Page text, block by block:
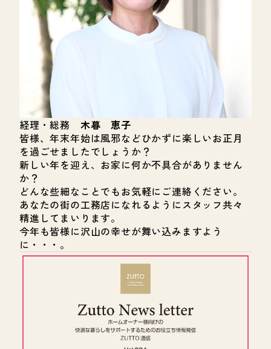
経理・総務 木暮 恵子
皆様、年末年始は風邪などひかずに楽しいお正月
を過ごせましたでしょうか？
新しい年を迎え、お家に何か不具合がありません
か？
どんな些細なことでもお気軽にご連絡ください。
あなたの街の工務店になれるようにスタッフ共々
精進してまいります。
今年も皆様に沢山の幸せが舞い込みますよう
に・・・。